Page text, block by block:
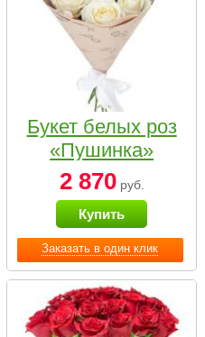
Заказать в один клик
Букет белых роз
«Пушинка»
2 870руб.
Купить